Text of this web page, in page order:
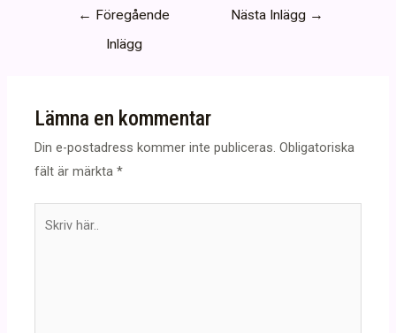
Inläggsnavigering
← Föregående
Inlägg
Nästa Inlägg →
Lämna en kommentar
Din e-postadress kommer inte publiceras. Obligatoriska
fält är märkta*